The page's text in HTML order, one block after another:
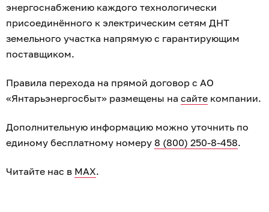
энергоснабжению каждого технологически
присоединённого к электрическим сетям ДНТ
земельного участка напрямую с гарантирующим
поставщиком.
Правила перехода на прямой договор с АО
«Янтарьэнергосбыт» размещены на сайте компании.
Дополнительную информацию можно уточнить по
единому бесплатному номеру 8 (800) 250-8-458.
Читайте нас в MAX.